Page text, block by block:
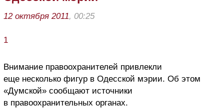
12 октября 2011, 00:25
1
Внимание правоохранителей привлекли
еще несколько фигур в Одесской мэрии. Об этом
«Думской» сообщают источники
в правоохранительных органах.